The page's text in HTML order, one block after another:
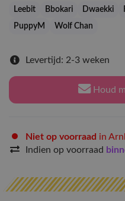
Leebit Bbokari Dwaekki
PuppyM
Wolf Chan
Levertijd: 2-3 weken
Houd
Niet op voorraad in
Indien op voorraad